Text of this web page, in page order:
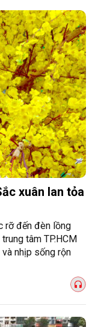
xuân lan tỏa
rỡ đến đèn lồng
tâm TP.HCM
nhịp sống rộn